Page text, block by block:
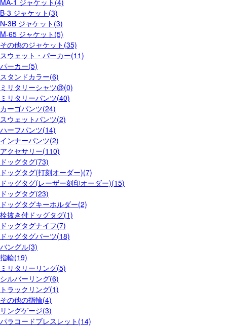
MA-1 ジャケット(4)
B-3 ジャケット(3)
N-3B ジャケット(3)
M-65 ジャケット(5)
その他のジャケット(35)
スウェット・パーカー(11)
パーカー(5)
スタンドカラー(6)
ミリタリーシャツ@(0)
ミリタリーパンツ(40)
カーゴパンツ(24)
スウェットパンツ(2)
ハーフパンツ(14)
インナーパンツ(2)
アクセサリー(110)
ドッグタグ(73)
ドッグタグ(打刻オーダー)(7)
ドッグタグ(レーザー刻印オーダー)(15)
ドッグタグ(23)
ドッグタグキーホルダー(2)
栓抜き付ドッグタグ(1)
ドッグタグナイフ(7)
ドッグタグパーツ(18)
バングル(3)
指輪(19)
ミリタリーリング(5)
シルバーリング(6)
トラックリング(1)
その他の指輪(4)
リングゲージ(3)
パラコードブレスレット(14)